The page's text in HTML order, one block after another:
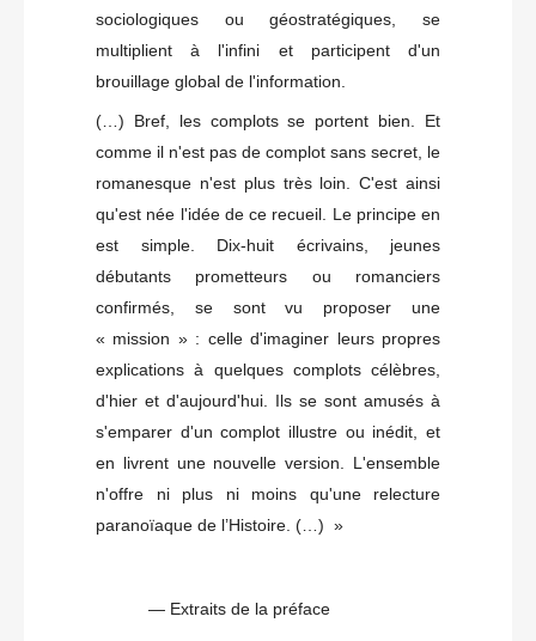
sociologiques ou géostratégiques, se
multiplient à l'infini et participent d'un
brouillage global de l'information.
(…) Bref, les complots se portent bien. Et
comme il n'est pas de complot sans secret, le
romanesque n'est plus très loin. C'est ainsi
qu'est née l'idée de ce recueil. Le principe en
est simple. Dix-huit écrivains, jeunes
débutants prometteurs ou romanciers
confirmés, se sont vu proposer une
« mission » : celle d'imaginer leurs propres
explications à quelques complots célèbres,
d'hier et d'aujourd'hui. Ils se sont amusés à
s'emparer d'un complot illustre ou inédit, et
en livrent une nouvelle version. L'ensemble
n'offre ni plus ni moins qu'une relecture
paranoïaque de l’Histoire. (…) »
— Extraits de la préface